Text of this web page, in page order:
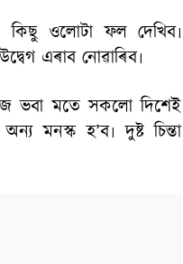
কিছু ওলোটা ফল দেখিব৷
এৰাব নোৱাৰিব৷
ভবা মতে সকলো দিশেই
মনস্ক হ’ব৷ দুষ্ট চিন্তা